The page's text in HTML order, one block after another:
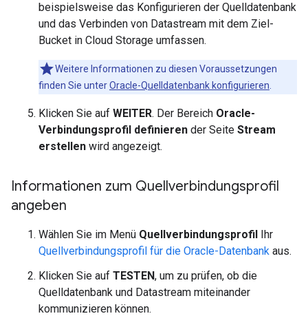
beispielsweise das Konfigurieren der Quelldatenbank
und das Verbinden von Datastream mit dem Ziel-
Bucket in Cloud Storage umfassen.
Weitere Informationen zu diesen Voraussetzungen
finden Sie unterOracle-Quelldatenbank konfigurieren
Klicken Sie auf WEITER. Der Bereich Oracle-
Verbindungsprofil definieren der Seite Stream
erstellen wird angezeigt.
Informationen zum Quellverbindungsprofil
angeben
Wählen Sie im Menü Quellverbindungsprofil Ihr
Quellverbindungsprofil für die Oracle-Datenbank aus.
Klicken Sie auf TESTEN, um zu prüfen, ob die
Quelldatenbank und Datastream miteinander
kommunizieren können.